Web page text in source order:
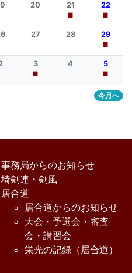
20 21
■
22
■
27 28 29
■
3
■
4 5
■
今月へ
事務局からのお知らせ
埼剣連・剣風
居合道
居合道からのお知らせ
大会・予選会・審査
会・講習会
栄光の記録（居合道）